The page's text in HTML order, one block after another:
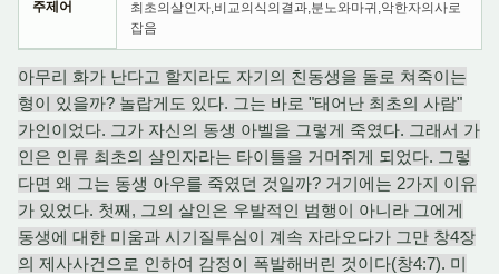
주제어
최초의살인자,비교의식의결과,분노와마귀,악한자의사로
잡음
아무리 화가 난다고 할지라도 자기의 친동생을 돌로 쳐죽이는
형이 있을까? 놀랍게도 있다. 그는 바로 "태어난 최초의 사람"
가인이었다. 그가 자신의 동생 아벨을 그렇게 죽였다. 그래서 가
인은 인류 최초의 살인자라는 타이틀을 거머쥐게 되었다. 그렇
다면 왜 그는 동생 아우를 죽였던 것일까? 거기에는 2가지 이유
가 있었다. 첫째, 그의 살인은 우발적인 범행이 아니라 그에게
동생에 대한 미움과 시기질투심이 계속 자라오다가 그만 창4장
의 제사사건으로 인하여 감정이 폭발해버린 것이다(창4:7). 미